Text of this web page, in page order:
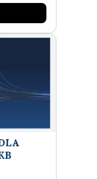
oss en
väljer